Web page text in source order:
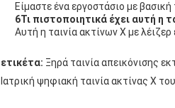
Είμαστε ένα εργοστάσιο με
6Τι πιστοποιητικά έχει αυτή η
Αυτή η ταινία ακτίνων Χ με λέιζερ
ετικέτα: Ξηρά ταινία απεικόνισης
Ιατρική ψηφιακή ταινία ακτίνας X